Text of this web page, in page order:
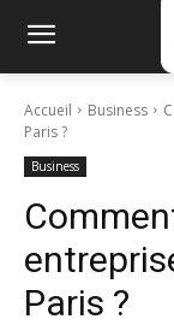
Accueil Business
Paris ?
Business
Paris ?